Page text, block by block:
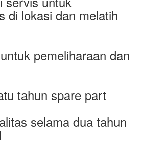
di lokasi dan melatih
pemeliharaan dan
tahun spare part
selama dua tahun